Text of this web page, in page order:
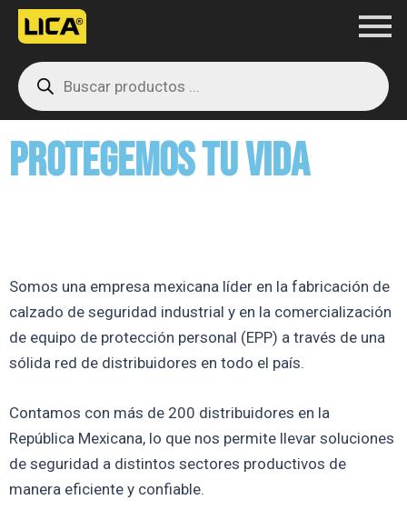
contenido
Products
search
PROTEGEMOS TU VIDA
Somos una empresa mexicana líder en la fabricación de
calzado de seguridad industrial y en la comercialización
de equipo de protección personal (EPP) a través de una
sólida red de distribuidores en todo el país.
Contamos con más de 200 distribuidores en la
República Mexicana, lo que nos permite llevar soluciones
de seguridad a distintos sectores productivos de
manera eficiente y confiable.